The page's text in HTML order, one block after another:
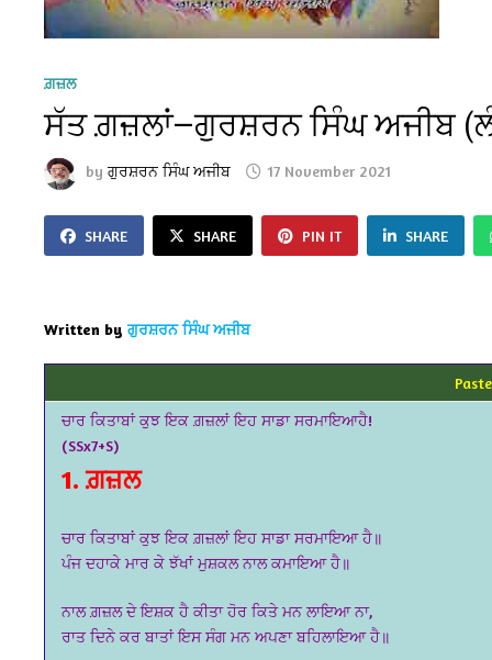
ਗ਼ਜ਼ਲ
ਸੱਤ ਗ਼ਜ਼ਲਾਂ—ਗੁਰਸ਼ਰਨ ਸਿੰਘ ਅਜੀਬ
byਗੁਰਸ਼ਰਨ ਸਿੰਘ ਅਜੀਬ 17 November 2021
SHARE SHARE PIN IT SHARE
Written by ਗੁਰਸ਼ਰਨ ਸਿੰਘ ਅਜੀਬ
ਚਾਰ ਕਿਤਾਬਾਂ ਕੁਝ ਇਕ ਗ਼ਜ਼ਲਾਂ ਇਹ ਸਾਡਾ ਸਰਮਾਇਆਹੈ!
(SSx7+S)
1. ਗ਼ਜ਼ਲ
ਚਾਰ ਕਿਤਾਬਾਂ ਕੁਝ ਇਕ ਗ਼ਜ਼ਲਾਂ ਇਹ ਸਾਡਾ ਸਰਮਾਇਆ ਹੈ॥
ਪੰਜ ਦਹਾਕੇ ਮਾਰ ਕੇ ਝੱਖਾਂ ਮੁਸ਼ਕਲ ਨਾਲ ਕਮਾਇਆ ਹੈ॥
ਨਾਲ ਗ਼ਜ਼ਲ ਦੇ ਇਸ਼ਕ ਹੈ ਕੀਤਾ ਹੋਰ ਕਿਤੇ ਮਨ ਲਾਇਆ ਨਾ,
ਰਾਤ ਦਿਨੇ ਕਰ ਬਾਤਾਂ ਇਸ ਸੰਗ ਮਨ ਅਪਣਾ ਬਹਿਲਾਇਆ ਹੈ॥